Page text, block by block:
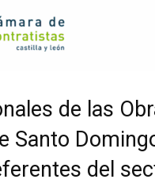
de las
Santo
del